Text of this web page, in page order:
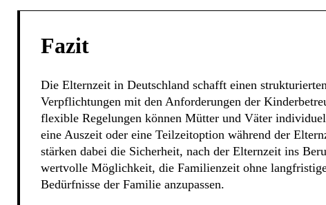
Fazit
Die Elternzeit in Deutschland schafft einen
Verpflichtungen mit den Anforderungen der
flexible Regelungen können Mütter und Väter
eine Auszeit oder eine Teilzeitoption während der
stärken dabei die Sicherheit, nach der Elternzeit ins
wertvolle Möglichkeit, die Familienzeit ohne
Bedürfnisse der Familie anzupassen.